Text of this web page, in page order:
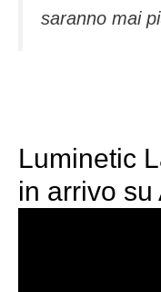
saranno mai
Luminetic
in arrivo su